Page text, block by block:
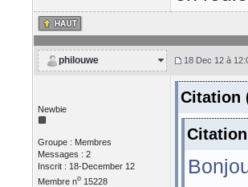
philouwe 18 Dec 12 à
Newbie
Groupe : Membres
Messages : 2
Inscrit : 18-December 12
Membre no15228
Citation